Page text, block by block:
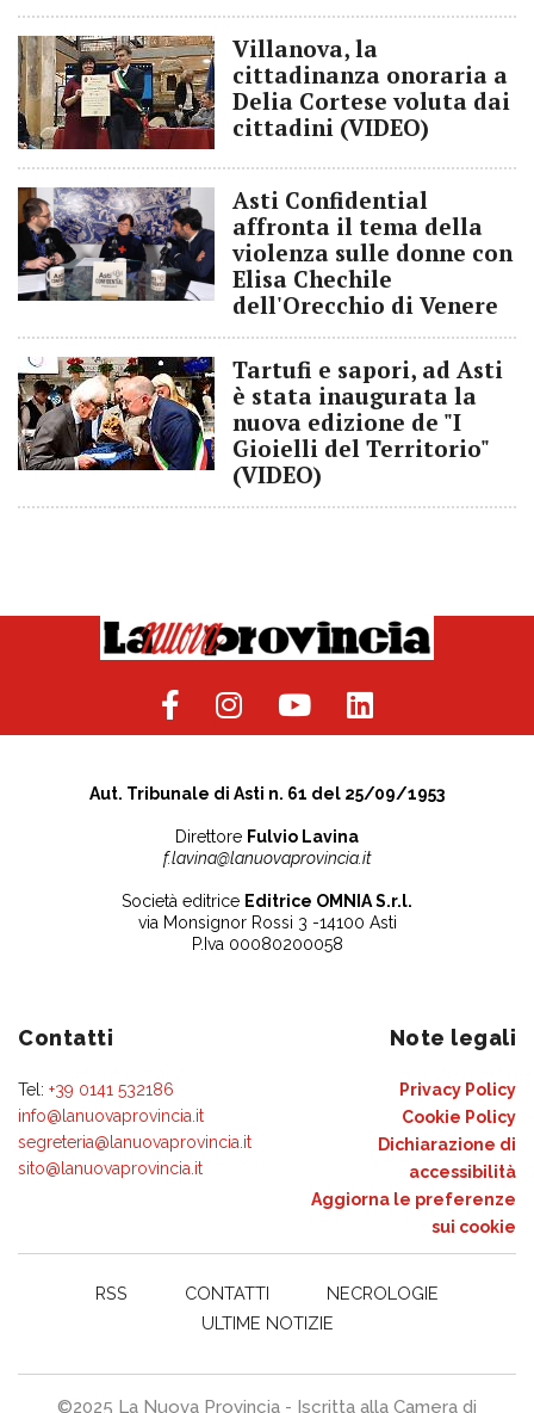
Villanova, la
cittadinanza onoraria a
Delia Cortese voluta dai
cittadini (VIDEO)
Asti Confidential
affronta il tema della
violenza sulle donne con
Elisa Chechile
dell'Orecchio di Venere
Tartufi e sapori, ad Asti
è stata inaugurata la
nuova edizione de "I
Gioielli del Territorio"
(VIDEO)
Aut. Tribunale di Asti n. 61 del 25/09/1953
Direttore Fulvio Lavina
f.lavina@lanuovaprovincia.it
Società editrice Editrice OMNIA S.r.l.
via Monsignor Rossi 3 -14100 Asti
P.Iva 00080200058
Contatti
Tel: +39 0141 532186
info@lanuovaprovincia.it
segreteria@lanuovaprovincia.it
sito@lanuovaprovincia.it
Note legali
Privacy Policy
Cookie Policy
Dichiarazione di
accessibilità
Aggiorna le preferenze
sui cookie
RSS CONTATTI
NECROLOGIE
ULTIME NOTIZIE
©2025 La Nuova Provincia - Iscritta alla Camera di